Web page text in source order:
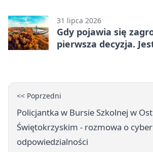
31 lipca 2026
Gdy pojawia się
pierwsza decyzja.
<< Poprzedni
Policjantka w Bursie Szkolnej w
Świętokrzyskim - rozmowa o
odpowiedzialności